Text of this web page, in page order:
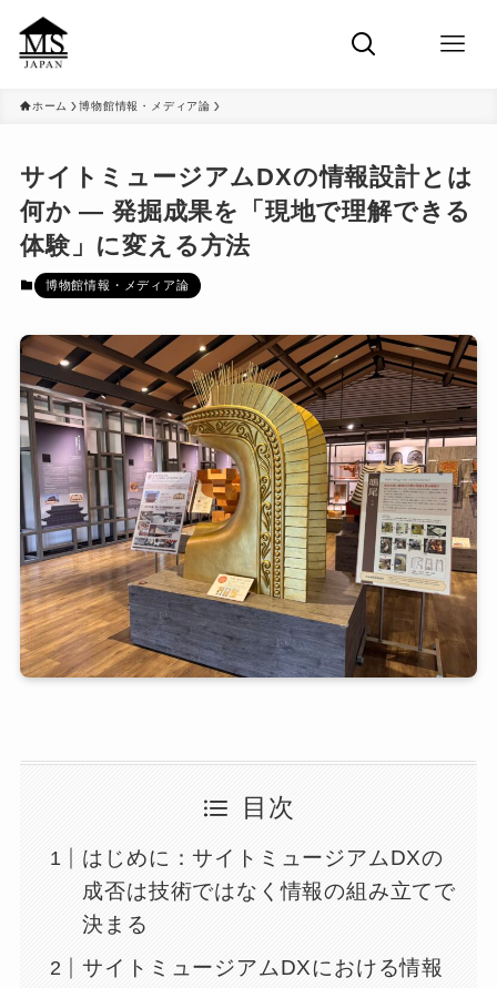
ホーム 博物館情報・メディア論
サイトミュージアムDXの情報設計とは
何か ― 発掘成果を「現地で理解できる
体験」に変える方法
博物館情報・メディア論
目次
はじめに：サイトミュージアムDXの
成否は技術ではなく情報の組み立てで
決まる
サイトミュージアムDXにおける情報